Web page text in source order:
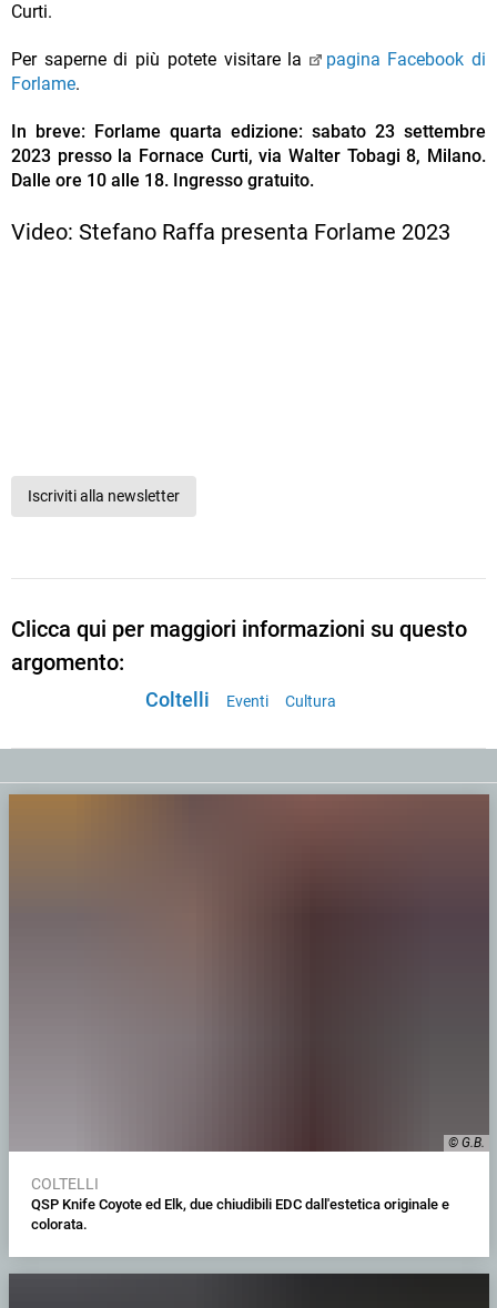
Curti.
Per saperne di più potete visitare la
pagina Facebook di
Forlame.
In breve: Forlame quarta edizione: sabato 23 settembre
2023 presso la Fornace Curti, via Walter Tobagi 8, Milano.
Dalle ore 10 alle 18. Ingresso gratuito.
Video: Stefano Raffa presenta Forlame 2023
Iscriviti alla newsletter
Clicca qui per maggiori informazioni su questo
argomento:
Coltelli Eventi Cultura
© G.B.
COLTELLI
QSP Knife Coyote ed Elk, due chiudibili EDC dall'estetica originale e
colorata.